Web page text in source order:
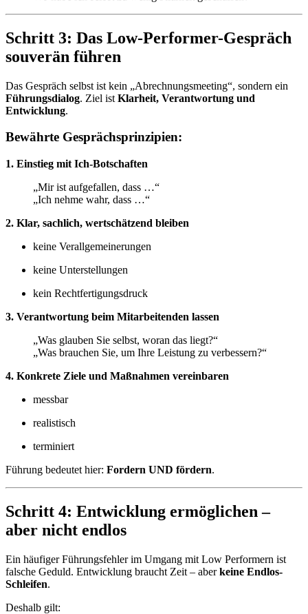
Schritt 3: Das Low-Performer-Gespräch
souverän führen
Das Gespräch selbst ist kein „Abrechnungsmeeting“, sondern ein
Führungsdialog. Ziel ist Klarheit, Verantwortung und
Entwicklung.
Bewährte Gesprächsprinzipien:
1. Einstieg mit Ich-Botschaften
„Mir ist aufgefallen, dass …“
„Ich nehme wahr, dass …“
2. Klar, sachlich, wertschätzend bleiben
keine Verallgemeinerungen
keine Unterstellungen
kein Rechtfertigungsdruck
3. Verantwortung beim Mitarbeitenden lassen
„Was glauben Sie selbst, woran das liegt?“
„Was brauchen Sie, um Ihre Leistung zu verbessern?“
4. Konkrete Ziele und Maßnahmen vereinbaren
messbar
realistisch
terminiert
Führung bedeutet hier: Fordern UND fördern.
Schritt 4: Entwicklung ermöglichen –
aber nicht endlos
Ein häufiger Führungsfehler im Umgang mit Low Performern ist
falsche Geduld. Entwicklung braucht Zeit – aberkeine Endlos-
Schleifen.
Deshalb gilt: